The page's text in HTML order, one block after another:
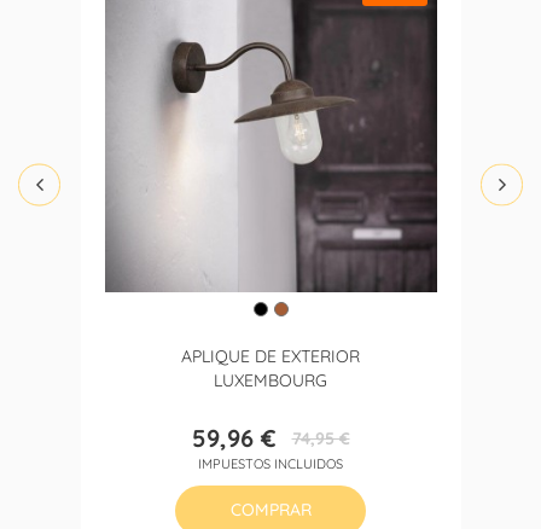
APLIQUE DE EXTERIOR
LUXEMBOURG
Precio
59,96 €Precio
base
74,95 €
IMPUESTOS INCLUIDOS
COMPRAR